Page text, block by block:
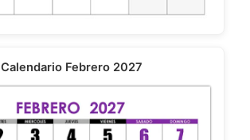
Calendario Febrero 2027